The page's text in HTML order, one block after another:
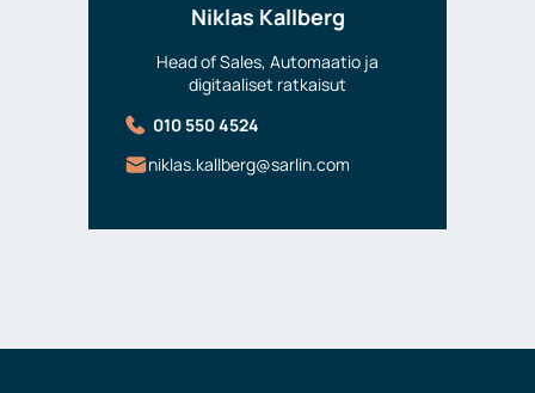
Niklas Kallberg
Head of Sales, Automaatio ja
digitaaliset ratkaisut
010 550 4524
niklas.kallberg@sarlin.com